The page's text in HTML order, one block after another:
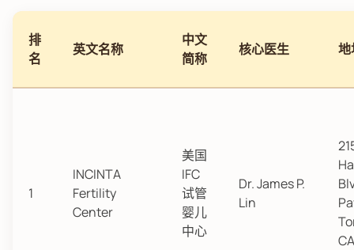
排
名
英文名称
中文
简称
核心医生 地
1
INCINTA
Fertility
Center
美国
IFC
试管
婴儿
中心
Dr. James P.
Lin